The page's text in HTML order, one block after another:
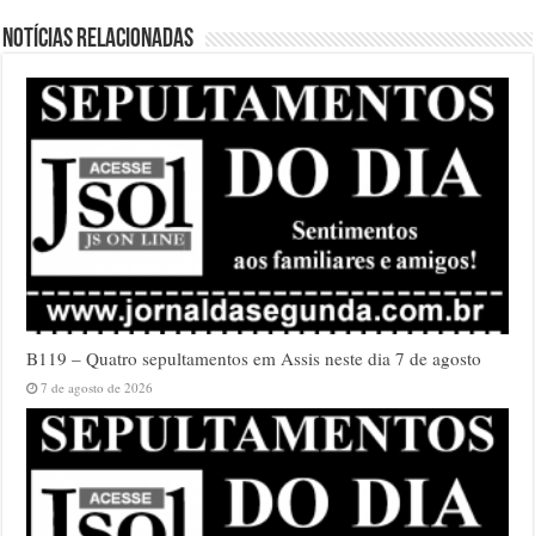
Notícias relacionadas
B119 – Quatro sepultamentos em Assis neste dia 7 de agosto
7 de agosto de 2026